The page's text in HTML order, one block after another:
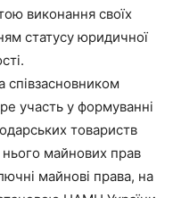
виконання своїх
статусу юридичної
співзасновником
участь у формуванні
товариств
майнових прав
майнові права, на